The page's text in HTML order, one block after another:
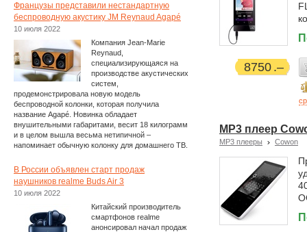
8750
MP3 плеер
MP3 плееры Cowon
Французы представили нестандартную
беспроводную акустику JM Reynaud Agapé
10 июля 2022
Компания Jean-Marie
Reynaud,
специализирующаяся на
производстве акустических
систем,
продемонстрировала новую модель
беспроводной колонки, которая получила
название Agapé. Новинка обладает
внушительными габаритами, весит 18 килограмм
и в целом вышла весьма нетипичной –
напоминает обычную колонку для домашнего ТВ.
В России объявлен старт продаж
наушников realme Buds Air 3
10 июля 2022
Китайский производитель
смартфонов realme
анонсировал начал продаж